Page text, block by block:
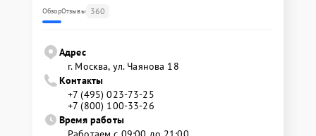
ОбзорОтзывы 360
Адрес
г. Москва, ул. Чаянова 18
Контакты
+7 (495) 023-73-25
+7 (800) 100-33-26
Время работы